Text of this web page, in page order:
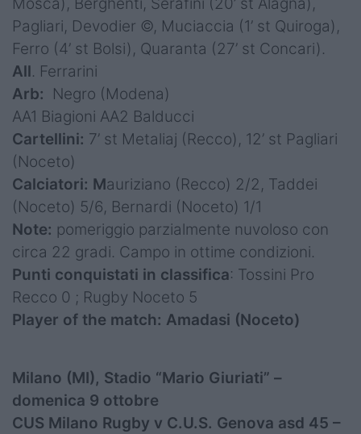
Mosca), Berghenti, Serafini (20’ st Alagna),
Pagliari, Devodier ©, Muciaccia (1’ st Quiroga),
Ferro (4’ st Bolsi), Quaranta (27’ st Concari).
All. Ferrarini
Arb: Negro (Modena)
AA1 Biagioni AA2 Balducci
Cartellini: 7’ st Metaliaj (Recco), 12’ st Pagliari
(Noceto)
Calciatori: Mauriziano (Recco) 2/2, Taddei
(Noceto) 5/6, Bernardi (Noceto) 1/1
Note: pomeriggio parzialmente nuvoloso con
circa 22 gradi. Campo in ottime condizioni.
Punti conquistati in classifica: Tossini Pro
Recco 0 ; Rugby Noceto 5
Player of the match: Amadasi (Noceto)
Milano (MI), Stadio “Mario Giuriati” –
domenica 9 ottobre
CUS Milano Rugby v C.U.S. Genova asd 45 –